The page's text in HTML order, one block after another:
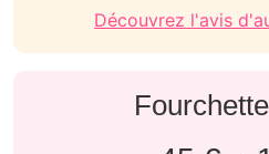
Découvrez l'avis